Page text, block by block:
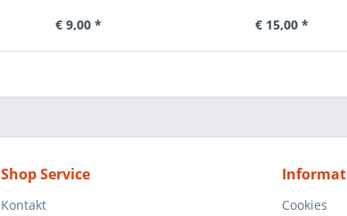
€ 9,00 * € 15,00 *
Shop Service
Kontakt
Cookies